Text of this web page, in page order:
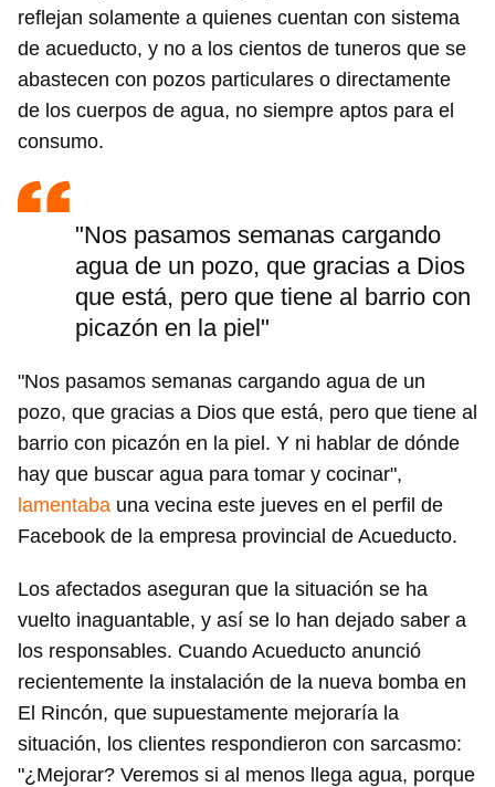
reflejan solamente a quienes cuentan con sistema
de acueducto, y no a los cientos de tuneros que se
abastecen con pozos particulares o directamente
de los cuerpos de agua, no siempre aptos para el
consumo.
"Nos pasamos semanas cargando
agua de un pozo, que gracias a Dios
que está, pero que tiene al barrio con
picazón en la piel"
"Nos pasamos semanas cargando agua de un
pozo, que gracias a Dios que está, pero que tiene al
barrio con picazón en la piel. Y ni hablar de dónde
hay que buscar agua para tomar y cocinar",
lamentaba una vecina este jueves en el perfil de
Facebook de la empresa provincial de Acueducto.
Los afectados aseguran que la situación se ha
vuelto inaguantable, y así se lo han dejado saber a
los responsables. Cuando Acueducto anunció
recientemente la instalación de la nueva bomba en
El Rincón, que supuestamente mejoraría la
situación, los clientes respondieron con sarcasmo:
"¿Mejorar? Veremos si al menos llega agua, porque